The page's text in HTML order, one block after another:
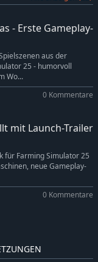
- Erste Gameplay-
aus der
25 - humorvoll
Wo...
0 Kommentare
mit Launch-Trailer
für Farming Simulator 25
neue Gameplay-
0 Kommentare